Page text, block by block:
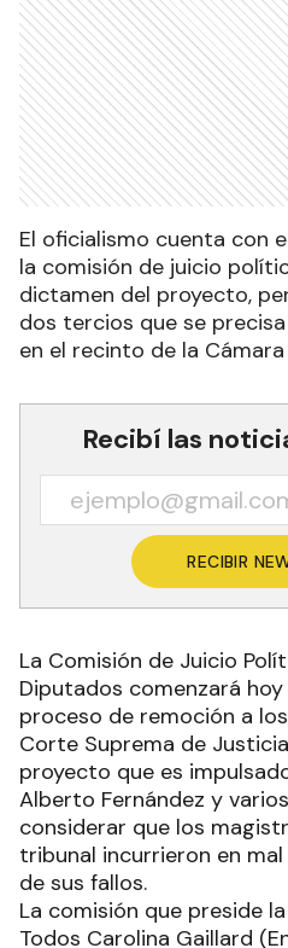
El oficialismo cuenta con
la comisión de juicio
dictamen del proyecto,
dos tercios que se
en el recinto de la Cámara
Recibí las
RECIBIR
La Comisión de Juicio
Diputados comenzará
proceso de remoción a
Corte Suprema de
proyecto que es
Alberto Fernández y
considerar que los
tribunal incurrieron en
de sus fallos.
La comisión que preside
Todos Carolina Gaillard